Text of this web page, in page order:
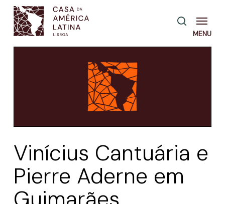
Skip
main
pesquisa
Menu
Vinícius Cantuária e
Pierre Aderne em